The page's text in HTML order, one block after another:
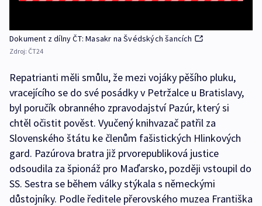
Dokument z dílny ČT: Masakr na Švédských šancích
Zdroj: ČT24
Repatrianti měli smůlu, že mezi vojáky pěšího pluku,
vracejícího se do své posádky v Petržalce u Bratislavy,
byl poručík obranného zpravodajství Pazúr, který si
chtěl očistit pověst. Vyučený knihvazač patřil za
Slovenského štátu ke členům fašistických Hlinkových
gard. Pazúrova bratra již prvorepubliková justice
odsoudila za špionáž pro Maďarsko, později vstoupil do
SS. Sestra se během války stýkala s německými
důstojníky. Podle ředitele přerovského muzea Františka